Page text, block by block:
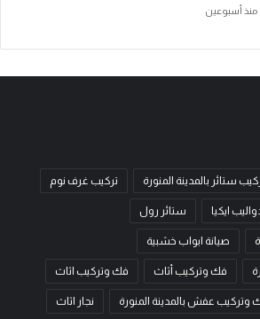
منذ أسبوعين
ستائر بالمدينة المنورة تركيب غرف نوم
ايكيا ستائر رول
صيانة ابواب خشبية
فك وتركيب أثاث فك وتركيب اثاث
وتركيب عفش بالمدينة المنورة نجار اثاث